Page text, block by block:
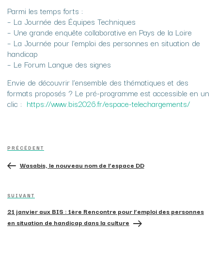
Parmi les temps forts :
– La Journée des Équipes Techniques
– Une grande enquête collaborative en Pays de la Loire
– La Journée pour l’emploi des personnes en situation de
handicap
– Le Forum Langue des signes
Envie de découvrir l’ensemble des thématiques et des
formats proposés ? Le pré-programme est accessible en un
clic : https://www.bis2026.fr/espace-telechargements/
de
l’article
Article
PRÉCÉDENT
Wasabis, le nouveau nom de l’espace DD
Article
SUIVANT
21 janvier aux BIS : 1ère Rencontre pour l’emploi des personnes
en situation de handicap dans la culture